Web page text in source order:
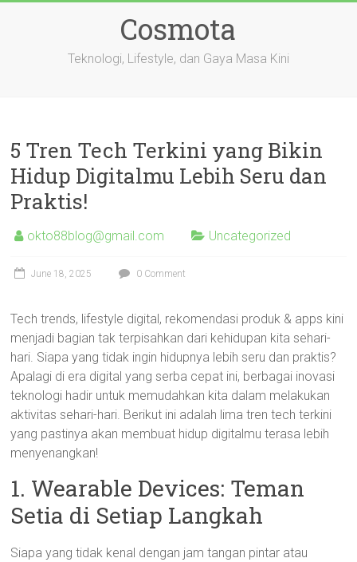
Cosmota
Teknologi, Lifestyle, dan Gaya Masa Kini
5 Tren Tech Terkini yang Bikin
Hidup Digitalmu Lebih Seru dan
Praktis!
okto88blog@gmail.com Uncategorized
June 18, 2025 0 Comment
Tech trends, lifestyle digital, rekomendasi produk & apps kini
menjadi bagian tak terpisahkan dari kehidupan kita sehari-
hari. Siapa yang tidak ingin hidupnya lebih seru dan praktis?
Apalagi di era digital yang serba cepat ini, berbagai inovasi
teknologi hadir untuk memudahkan kita dalam melakukan
aktivitas sehari-hari. Berikut ini adalah lima tren tech terkini
yang pastinya akan membuat hidup digitalmu terasa lebih
menyenangkan!
1. Wearable Devices: Teman
Setia di Setiap Langkah
Siapa yang tidak kenal dengan jam tangan pintar atau